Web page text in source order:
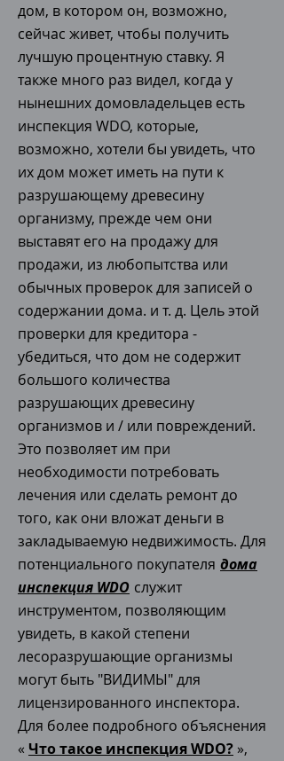
дом, в котором он, возможно,
сейчас живет, чтобы получить
лучшую процентную ставку. Я
также много раз видел, когда у
нынешних домовладельцев есть
инспекция WDO, которые,
возможно, хотели бы увидеть, что
их дом может иметь на пути к
разрушающему древесину
организму, прежде чем они
выставят его на продажу для
продажи, из любопытства или
обычных проверок для записей о
содержании дома. и т. д. Цель этой
проверки для кредитора -
убедиться, что дом не содержит
большого количества
разрушающих древесину
организмов и / или повреждений.
Это позволяет им при
необходимости потребовать
лечения или сделать ремонт до
того, как они вложат деньги в
закладываемую недвижимость. Для
потенциального покупателя дома
инспекция WDO служит
инструментом, позволяющим
увидеть, в какой степени
лесоразрушающие организмы
могут быть "ВИДИМЫ" для
лицензированного инспектора.
Для более подробного объяснения
« Что такое инспекция WDO? »,